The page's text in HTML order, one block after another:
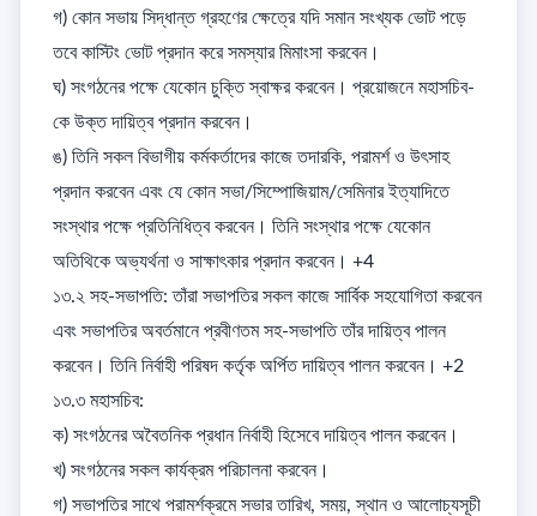
গ) কোন সভায় সিদ্ধান্ত গ্রহণের ক্ষেত্রে যদি সমান সংখ্যক ভোট পড়ে
তবে কাস্টিং ভোট প্রদান করে সমস্যার মিমাংসা করবেন।
ঘ) সংগঠনের পক্ষে যেকোন চুক্তি স্বাক্ষর করবেন। প্রয়োজনে মহাসচিব-
কে উক্ত দায়িত্ব প্রদান করবেন।
ঙ) তিনি সকল বিভাগীয় কর্মকর্তাদের কাজে তদারকি, পরামর্শ ও উৎসাহ
প্রদান করবেন এবং যে কোন সভা/সিম্পোজিয়াম/সেমিনার ইত্যাদিতে
সংস্থার পক্ষে প্রতিনিধিত্ব করবেন। তিনি সংস্থার পক্ষে যেকোন
অতিথিকে অভ্যর্থনা ও সাক্ষাৎকার প্রদান করবেন। +4
১৩.২ সহ-সভাপতি: তাঁরা সভাপতির সকল কাজে সার্বিক সহযোগিতা করবেন
এবং সভাপতির অবর্তমানে প্রবীণতম সহ-সভাপতি তাঁর দায়িত্ব পালন
করবেন। তিনি নির্বাহী পরিষদ কর্তৃক অর্পিত দায়িত্ব পালন করবেন। +2
১৩.৩ মহাসচিব:
ক) সংগঠনের অবৈতনিক প্রধান নির্বাহী হিসেবে দায়িত্ব পালন করবেন।
খ) সংগঠনের সকল কার্যক্রম পরিচালনা করবেন।
গ) সভাপতির সাথে পরামর্শক্রমে সভার তারিখ, সময়, স্থান ও আলোচ্যসূচী